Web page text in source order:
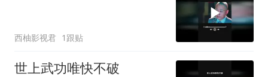
西柚影视君 1跟贴
世上武功唯快不破